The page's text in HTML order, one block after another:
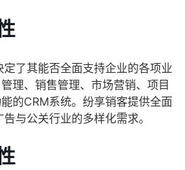
了其能否全面支持企业的各项业
理、销售管理、市场营销、项目
的CRM系统。纷享销客提供全面
与公关行业的多样化需求。